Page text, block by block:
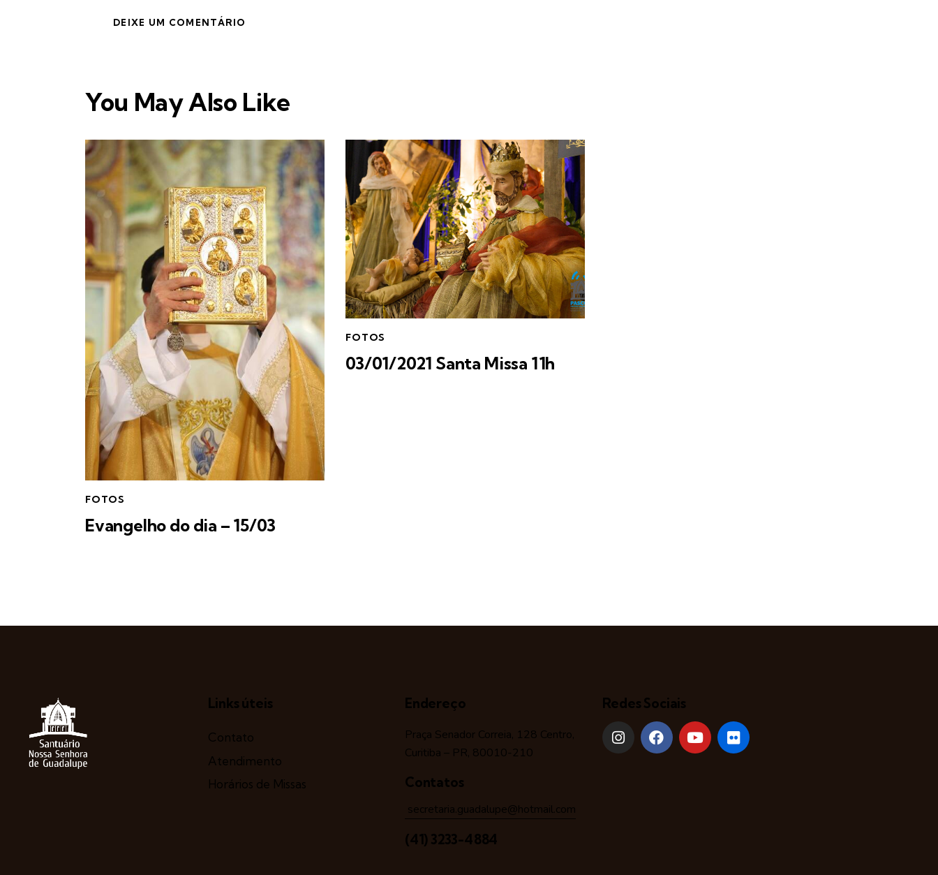
You May Also Like
FOTOS
Evangelho do dia – 15/03
FOTOS
03/01/2021 Santa Missa 11h
Links úteis
Contato
Atendimento
Horários de Missas
Endereço
Praça Senador Correia, 128 Centro,
Curitiba – PR, 80010-210
Contatos
secretaria.guadalupe@hotmail.com
(41) 3233-4884
Redes Sociais